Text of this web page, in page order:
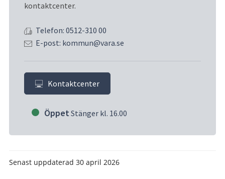
kontaktcenter.
Telefon: 0512-310 00
E-post: kommun@vara.se
Kontaktcenter
Öppet Stänger kl. 16.00
Senast uppdaterad 30 april 2026